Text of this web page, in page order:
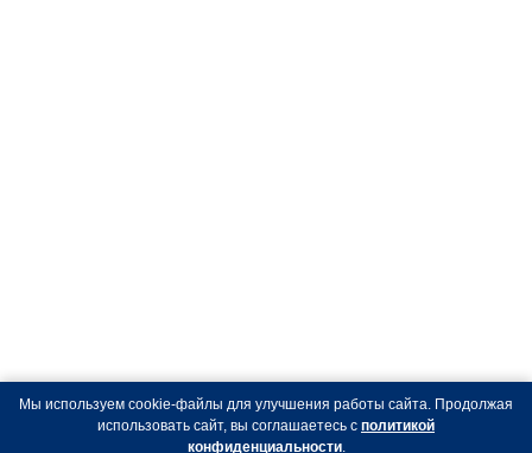
Мы используем cookie-файлы для улучшения работы сайта. Продолжая
использовать сайт, вы соглашаетесь с политикой
конфиденциальности.